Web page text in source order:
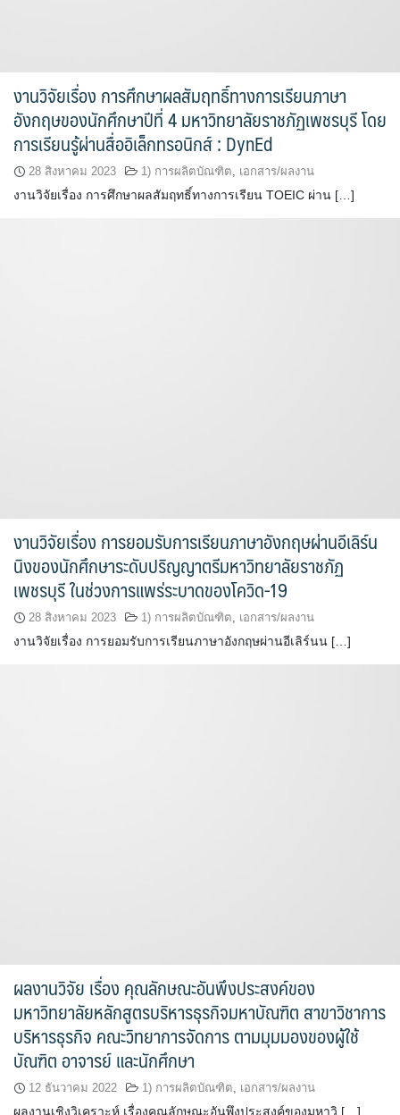
งานวิจัยเรื่อง การศึกษาผลสัมฤทธิ์ทางการเรียนภาษา
อังกฤษของนักศึกษาปีที่ 4 มหาวิทยาลัยราชภัฏเพชรบุรี โดย
การเรียนรู้ผ่านสื่ออิเล็กทรอนิกส์ : DynEd
28 สิงหาคม 2023 1) การผลิตบัณฑิต, เอกสาร/ผลงาน
งานวิจัยเรื่อง การศึกษาผลสัมฤทธิ์ทางการเรียน TOEIC ผ่าน […]
งานวิจัยเรื่อง การยอมรับการเรียนภาษาอังกฤษผ่านอีเลิร์น
นิงของนักศึกษาระดับปริญญาตรีมหาวิทยาลัยราชภัฏ
เพชรบุรี ในช่วงการแพร่ระบาดของโควิด-19
28 สิงหาคม 2023 1) การผลิตบัณฑิต, เอกสาร/ผลงาน
งานวิจัยเรื่อง การยอมรับการเรียนภาษาอังกฤษผ่านอีเลิร์นน […]
ผลงานวิจัย เรื่อง คุณลักษณะอันพึงประสงค์ของ
มหาวิทยาลัยหลักสูตรบริหารธุรกิจมหาบัณฑิต สาขาวิชาการ
บริหารธุรกิจ คณะวิทยาการจัดการ ตามมุมมองของผู้ใช้
บัณฑิต อาจารย์ และนักศึกษา
12 ธันวาคม 2022 1) การผลิตบัณฑิต, เอกสาร/ผลงาน
ผลงานเชิงวิเคราะห์ เรื่องคุณลักษณะอันพึงประสงค์ของมหาวิ […]